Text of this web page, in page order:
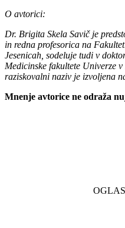
O avtorici:
Dr. Brigita Skela Savič je
in redna profesorica na
Jesenicah, sodeluje tudi v
Medicinske fakultete Univerze
raziskovalni naziv je izvoljena
Mnenje avtorice ne odraža